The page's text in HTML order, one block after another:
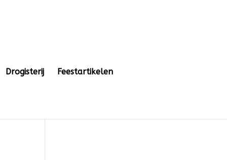
Drogisterij Feestartikelen